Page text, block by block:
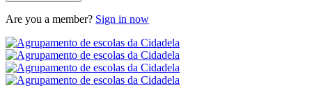
Are you a member? Sign in now